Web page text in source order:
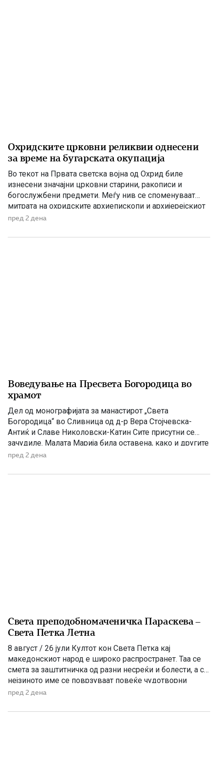
Охридските црковни реликвии однесени
за време на бугарската окупација
Во текот на Првата светска војна од Охрид биле
изнесени значајни црковни старини, ракописи и
богослужбени предмети. Меѓу нив се споменуваат
митрата на охридските архиепископи и архијерејскиот
жезол. По Букурешкиот мировен договор од 1913
држави, а Вардарскиот дел потпаднал под власта на
пред 2 дена
Воведување на Пресвета Богородица во
храмот
Дел од монографијата за манастирот „Света
Богородица“ во Сливница од д-р Вера Стојчевска-
Антиќ и Славе Николовски-Катин Сите присутни се
зачудиле. Малата Марија била оставена, како и другите
девици да живее во храмот. Таа се откажала од
починал на 80 години. Ана останала сама и се […]
пред 2 дена
Света преподобномаченичка Параскева –
Света Петка Летна
8 август / 26 јули Култот кон Света Петка кај
македонскиот народ е широко распространет. Таа се
смета за заштитничка од разни несреќи и болести, а со
нејзиното име се поврзуваат повеќе чудотворни
икони и лековити извори, познати како „петочни води“.
светителки со името Параскева – Петка, поради што
пред 2 дена